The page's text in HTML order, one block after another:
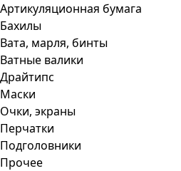
Артикуляционная бумага
Бахилы
Вата, марля, бинты
Ватные валики
Драйтипс
Маски
Очки, экраны
Перчатки
Подголовники
Прочее